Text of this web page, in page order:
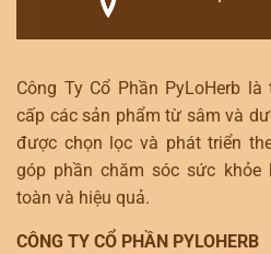
Công Ty Cổ Phần PyLoHerb
cấp các sản phẩm từ sâm và
được chọn lọc và phát triển
góp phần chăm sóc sức khỏe
toàn và hiệu quả.
CÔNG TY CỔ PHẦN PYLOHERB